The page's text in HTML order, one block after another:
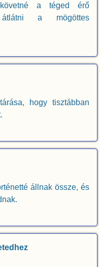
a téged érő
a mögöttes
hogy tisztábban
állnak össze, és